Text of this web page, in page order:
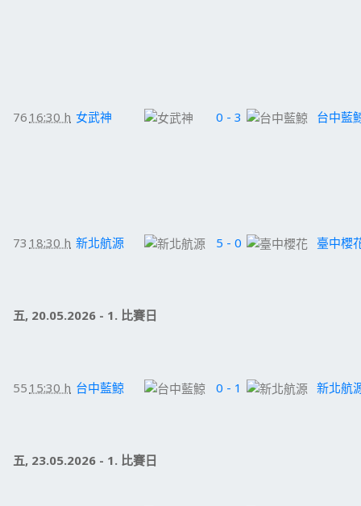
76 16:30 h 女武神 0 - 3 台中藍
73 18:30 h 新北航源 5 - 0 臺中櫻
五, 20.05.2026 - 1. 比賽日
55 15:30 h 台中藍鯨 0 - 1 新北航
五, 23.05.2026 - 1. 比賽日